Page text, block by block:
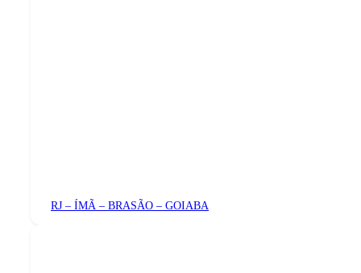
RJ – ÍMÃ – BRASÃO – GOIABA